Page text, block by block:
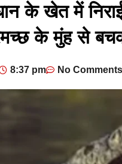
के खेत में
के मुंह से
8:37 pm No Comments